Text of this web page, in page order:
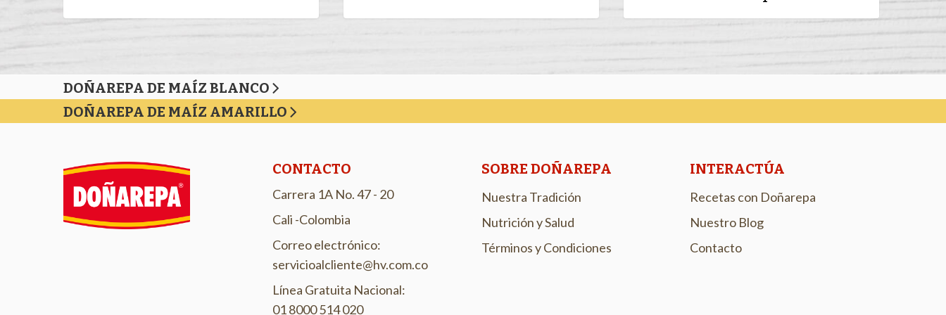
DOÑAREPA DE MAÍZ BLANCO
DOÑAREPA DE MAÍZ AMARILLO
CONTACTO
Carrera 1A No. 47 - 20
Cali -Colombia
Correo electrónico:
servicioalcliente@hv.com.co
Línea Gratuita Nacional:
01 8000 514 020
SOBRE DOÑAREPA
Nuestra Tradición
Nutrición y Salud
Términos y Condiciones
INTERACTÚA
Recetas con Doñarepa
Nuestro Blog
Contacto